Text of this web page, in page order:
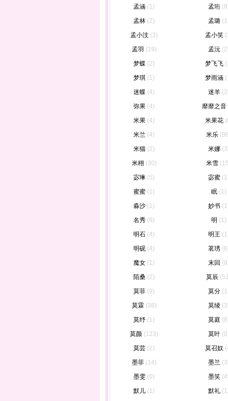
孟涵 (1) 孟珩
孟林 (2) 孟璐
孟小汶 (3) 孟小笑
孟羽 (19) 孟沅
梦蝶 (2) 梦飞飞
梦琪 (1) 梦雨涵
迷蝶 (4) 迷羊
弥果 (4) 靡靡之音
米果 (4) 米果花
米兰 (4) 米乐
米猫 (2) 米娜
米栩 (30) 米雪
宓琳 (5) 宓蜜
蜜蜜 (1) 眠 (1)
淼沙 (1) 妙书
名秀 (9) 明 (1)
明石 (4) 明王
明砚 (4) 茗琇
魔女 (1) 末回
陌桑 (2) 莫辰
莫菲 (9) 莫分
莫霖 (38) 莫绫
莫纾 (1) 莫庭
莫颜 (123) 莫叶
莫芸 (2) 莫召奴
墨菲 (14) 墨兰
墨雯 (0) 墨笑
默儿 (1) 默礼